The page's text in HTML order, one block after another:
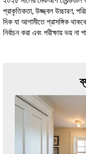
প্রাকৃতিকতা, উজ্জ্বল উচ্চারণ,
দিক যা আগামীতে প্রাসঙ্গিক
নির্বাচন করা এবং পরীক্ষায় ভয় না